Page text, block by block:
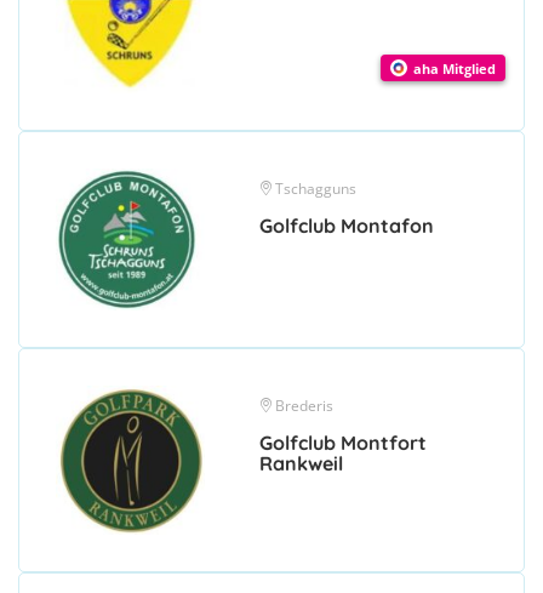
aha Mitglied
Tschagguns
Golfclub Montafon
Brederis
Golfclub Montfort
Rankweil